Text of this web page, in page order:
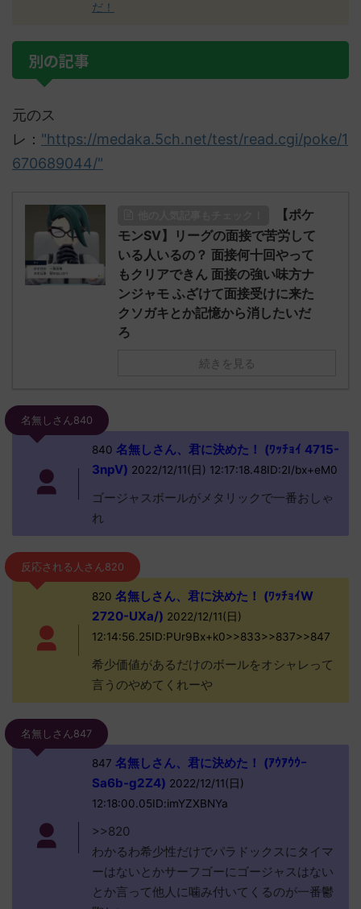
だ！
別の記事
元のス
レ： "https://medaka.5ch.net/test/read.cgi/poke/1
670689044/"
【ポケ
モンSV】リーグの面接で苦労して
いる人いるの？ 面接何十回やって
もクリアできん 面接の強い味方ナ
ンジャモ ふざけて面接受けに来た
クソガキとか記憶から消したいだ
ろ
続きを見る
名無しさん840
840 名無しさん、君に決めた！ (ﾜｯﾁｮｲ 4715-
3npV) 2022/12/11(日) 12:17:18.48ID:2I/bx+eM0
ゴージャスボールがメタリックで一番おしゃ
れ
反応される人さん820
820 名無しさん、君に決めた！ (ﾜｯﾁｮｲW
2720-UXa/) 2022/12/11(日)
12:14:56.25ID:PUr9Bx+k0>>833>>837>>847
希少価値があるだけのボールをオシャレって
言うのやめてくれーや
名無しさん847
847 名無しさん、君に決めた！ (ｱｳｱｳｳｰ
Sa6b-g2Z4) 2022/12/11(日)
12:18:00.05ID:imYZXBNYa
>>820
わかるわ希少性だけでパラドックスにタイマ
ーはないとかサーフゴーにゴージャスはない
とか言って他人に噛み付いてくるのが一番鬱